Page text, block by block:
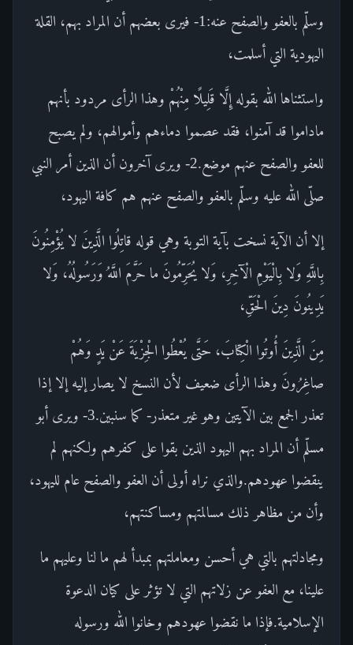
وسلّم بالعفو والصفح عنه:1- فيرى بعضهم أن المراد بهم، القلة
اليهودية التي أسلمت،
واستثناها الله بقوله إِلَّا قَلِيلًا مِنْهُمْ وهذا الرأى مردود بأنهم
ماداموا قد آمنوا، فقد عصموا دماءهم وأموالهم، ولم يصبح
للعفو والصفح عنهم موضع.2- ويرى آخرون أن الذين أمر النبي
صلّى الله عليه وسلّم بالعفو والصفح عنهم هم كافة اليهود،
إلا أن الآية نسخت بآية التوبة وهي قوله قاتِلُوا الَّذِينَ لا يُؤْمِنُونَ
بِاللَّهِ وَلا بِالْيَوْمِ الْآخِرِ، وَلا يُحَرِّمُونَ ما حَرَّمَ اللَّهُ وَرَسُولُهُ، وَلا
يَدِينُونَ دِينَ الْحَقِّ،
مِنَ الَّذِينَ أُوتُوا الْكِتابَ، حَتَّى يُعْطُوا الْجِزْيَةَ عَنْ يَدٍ وَهُمْ
صاغِرُونَ وهذا الرأى ضعيف لأن النسخ لا يصار إليه إلا إذا
تعذر الجمع بين الآيتين وهو غير متعذر- كما سنبين.3- ويرى أبو
مسلّم أن المراد بهم اليهود الذين بقوا على كفرهم ولكنهم لم
ينقضوا عهودهم.والذي نراه أولى أن العفو والصفح عام لليهود،
وأن من مظاهر ذلك مسالمتهم ومساكنتهم،
ومجادلتهم بالتي هي أحسن ومعاملتهم بمبدأ لهم ما لنا وعليهم ما
علينا، مع العفو عن زلاتهم التي لا تؤثر على كيان الدعوة
الإسلامية.فإذا ما نقضوا عهودهم وخانوا الله ورسوله